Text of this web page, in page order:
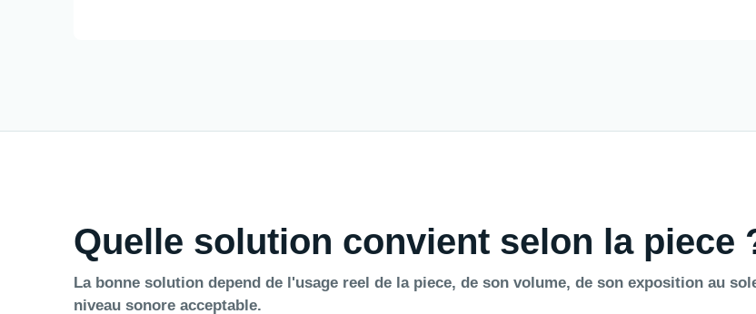
Quelle solution convient selon la piece
La bonne solution depend de l'usage reel de la piece, de son volume, de son exposition au
niveau sonore acceptable.